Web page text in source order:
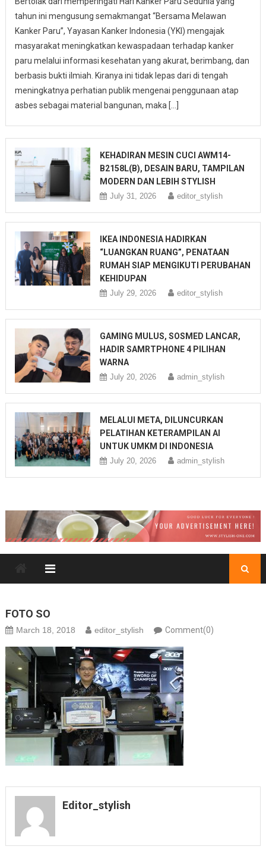
tahun ini mengusung semakmangat “Bersama Melawan
Kanker Paru”, Yayasan Kanker Indonesia (YKI) mengajak
masyarakat meningkatkan kewaspadaan terhadap kanker
paru melalui informasi kesehatan yang akurat, berimbang, dan
berbasis bukti ilmiah. Kiranya ini tidak lepas dari di tengah
meningkatnya perhatian publik mengenai penggunaan atap
asbes sebagai material bangunan, maka […]
KEHADIRAN MESIN CUCI AWM14-
B2158L(B), DESAIN BARU, TAMPILAN
MODERN DAN LEBIH STYLISH
July 31, 2026 editor_stylish
IKEA INDONESIA HADIRKAN
“LUANGKAN RUANG”, PENATAAN
RUMAH SIAP MENGIKUTI PERUBAHAN
KEHIDUPAN
July 29, 2026 editor_stylish
GAMING MULUS, SOSMED LANCAR,
HADIR SAMRTPHONE 4 PILIHAN
WARNA
July 20, 2026 admin_stylish
MELALUI META, DILUNCURKAN
PELATIHAN KETERAMPILAN AI
UNTUK UMKM DI INDONESIA
July 20, 2026 admin_stylish
FOTO SO
March 18, 2018 editor_stylish Comment(0)
Editor_stylish